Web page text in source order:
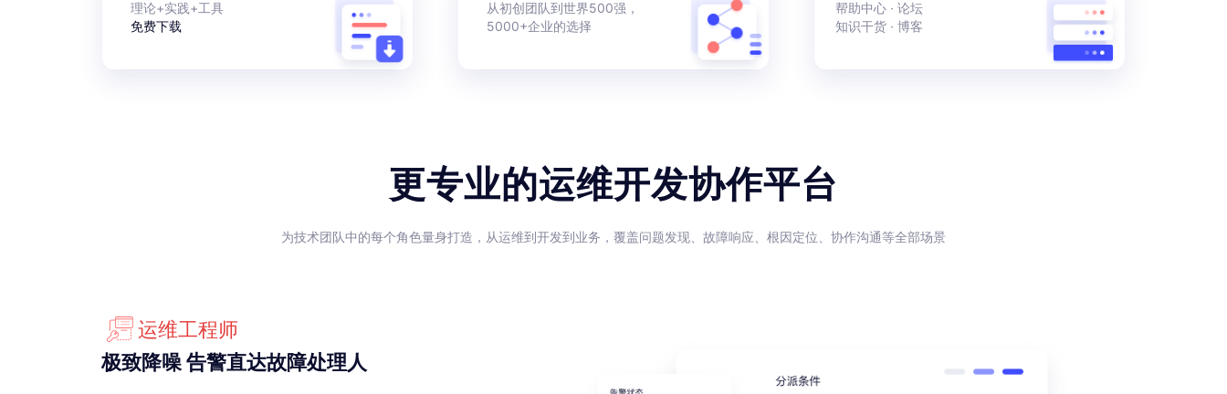
理论+实践+工具
免费下载
从初创团队到世界500强，
5000+企业的选择
帮助中心 · 论坛
知识干货 · 博客
更专业的运维开发协作平台
为技术团队中的每个角色量身打造，从运维到开发到业务，覆盖问题发现、故障响应、根因定位、协作沟通等全部场景
运维工程师
极致降噪 告警直达故障处理人